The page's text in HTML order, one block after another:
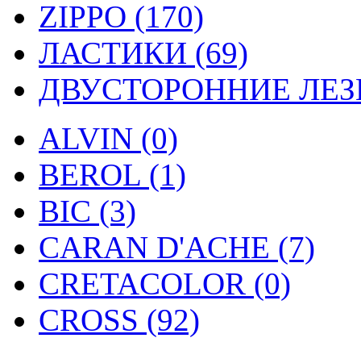
ZIPPO (170)
ЛАСТИКИ (69)
ДВУСТОРОННИЕ
ALVIN (0)
BEROL (1)
BIC (3)
CARAN D'ACHE (7)
CRETACOLOR (0)
CROSS (92)